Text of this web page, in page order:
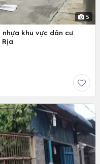
5
nhựa khu vực dân cư